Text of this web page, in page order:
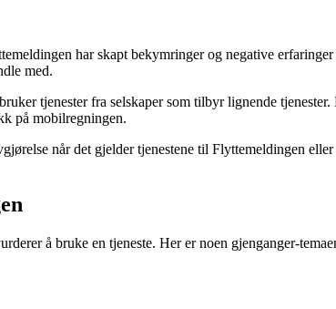
har skapt bekymringer og negative
med.
tjenester fra selskaper som tilbyr lignende
på mobilregningen.
når det gjelder tjenestene til Flyttemeldingen
å bruke en tjeneste. Her er noen gjenganger-